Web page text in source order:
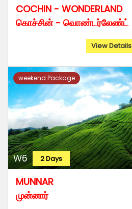
COCHIN - WONDERLAND
கொச்சின் - வொண்டர்லேண்ட்
View Details
weekend Package
W6 2 Days
MUNNAR
முன்னார்